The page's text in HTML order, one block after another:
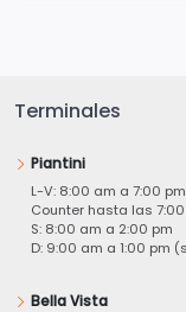
Terminales
Piantini
L-V: 8:00 am a 7:00 pm
Counter hasta las
S: 8:00 am a 2:00 pm
D: 9:00 am a 1:00 pm
Bella Vista